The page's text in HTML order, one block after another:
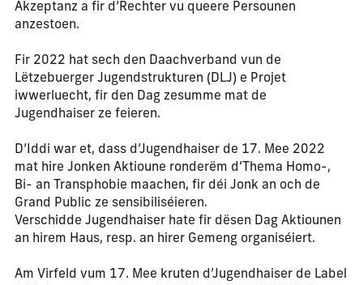
Akzeptanz a fir d’Rechter vu queere Persounen
anzestoen.
Fir 2022 hat sech den Daachverband vun de
Lëtzebuerger Jugendstrukturen (DLJ) e Projet
iwwerluecht, fir den Dag zesumme mat de
Jugendhaiser ze feieren.
D’Iddi war et, dass d’Jugendhaiser de 17. Mee 2022
mat hire Jonken Aktioune ronderëm d’Thema Homo-,
Bi- an Transphobie maachen, fir déi Jonk an och de
Grand Public ze sensibiliséieren.
Verschidde Jugendhaiser hate fir dësen Dag Aktiounen
an hirem Haus, resp. an hirer Gemeng organiséiert.
Am Virfeld vum 17. Mee kruten d’Jugendhaiser de Label